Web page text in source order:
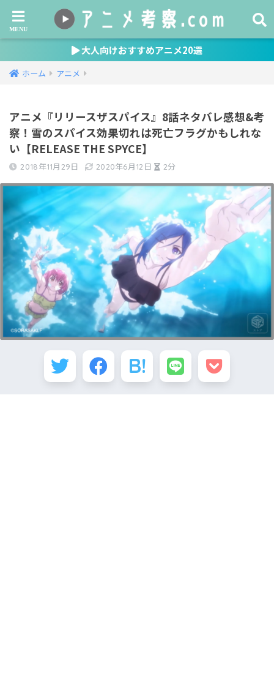
大人向けおすすめアニメ20選
ホーム アニメ
アニメ『リリースザスパイス』8話ネタバレ感想&考
察！雪のスパイス効果切れは死亡フラグかもしれな
い【RELEASE THE SPYCE】
2018年11月29日 2020年6月12日 2分